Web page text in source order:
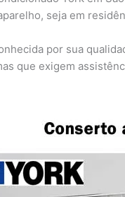
seja em
por sua
que exigem